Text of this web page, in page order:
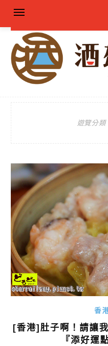
遊覽分類
香
[香港]肚子啊！請讓
『添好運